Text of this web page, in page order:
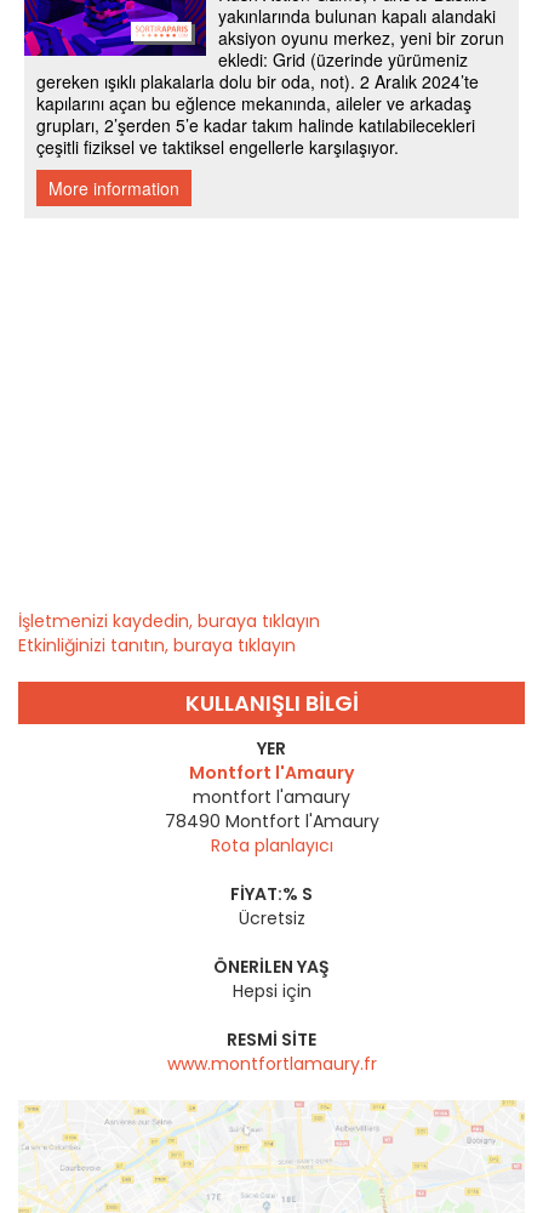
İşletmenizi kaydedin, buraya tıklayın
Etkinliğinizi tanıtın, buraya tıklayın
KULLANIŞLI BILGI
YER
Montfort l'Amaury
montfort l'amaury
78490 Montfort l'Amaury
Rota planlayıcı
FIYAT:% S
Ücretsiz
ÖNERILEN YAŞ
Hepsi için
RESMI SITE
www.montfortlamaury.fr